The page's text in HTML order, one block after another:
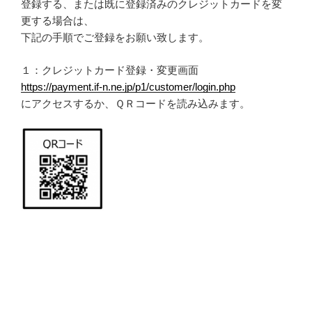
登録する、または既に登録済みのクレジットカードを変
更する場合は、
下記の手順でご登録をお願い致します。
１：クレジットカード登録・変更画面
https://payment.if-n.ne.jp/p1/customer/login.php
にアクセスするか、ＱＲコードを読み込みます。